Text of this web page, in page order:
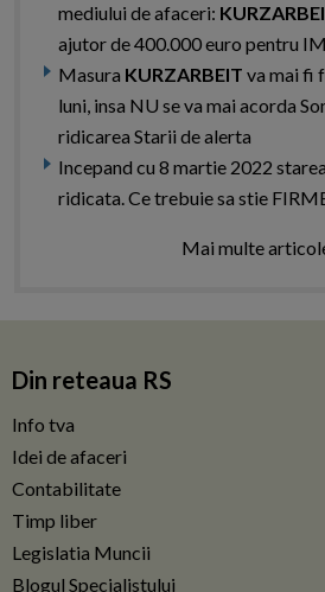
mediului de afaceri:
ajutor de 400.000 euro pentru
Masura KURZARBEIT va mai fi
luni, insa NU se va mai acorda
ridicarea Starii de alerta
Incepand cu 8 martie 2022
ridicata. Ce trebuie sa stie
Mai multe
Din reteaua RS
Info tva
Idei de afaceri
Contabilitate
Timp liber
Legislatia Muncii
Blogul Specialistului